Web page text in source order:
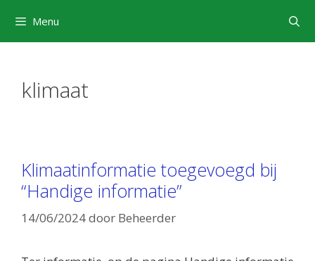
naar
de
Menu
klimaat
Klimaatinformatie toegevoegd bij
“Handige informatie”
14/06/2024door Beheerder